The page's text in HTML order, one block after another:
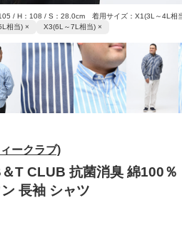
ークラブ)
T CLUB 抗菌消臭 綿100％
長袖 シャツ
/ H：108 / S：28.0cm 着用サイズ：X1(3L～4L相
相当) × X3(6L～7L相当) ×